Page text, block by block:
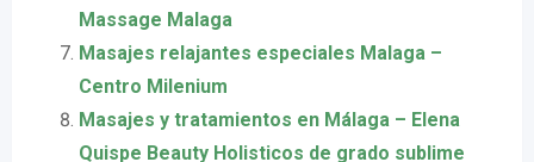
Massage Malaga
Masajes relajantes especiales Malaga –
Centro Milenium
Masajes y tratamientos en Málaga – Elena
Quispe Beauty Holisticos de grado sublime